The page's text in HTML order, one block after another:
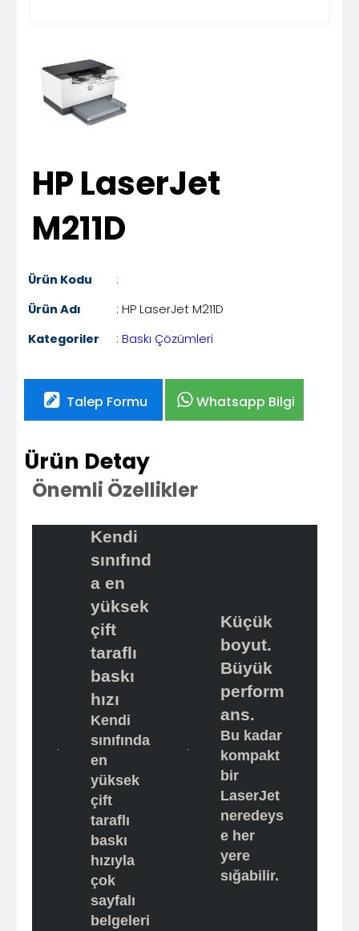
HP LaserJet
M211D
Ürün Kodu
:
Ürün Adı
: HP LaserJet M211D
Kategoriler
:Baskı Çözümleri
Talep Formu Whatsapp Bilgi
Ürün Detay
Önemli Özellikler
Kendi
sınıfınd
a en
yüksek
çift
taraflı
baskı
hızı
Kendi
sınıfında
en
yüksek
çift
taraflı
baskı
hızıyla
çok
sayfalı
belgeleri
Küçük
boyut.
Büyük
perform
ans.
Bu kadar
kompakt
bir
LaserJet
neredeys
e her
yere
sığabilir.